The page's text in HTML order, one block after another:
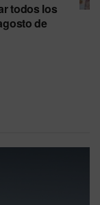
todos los
de